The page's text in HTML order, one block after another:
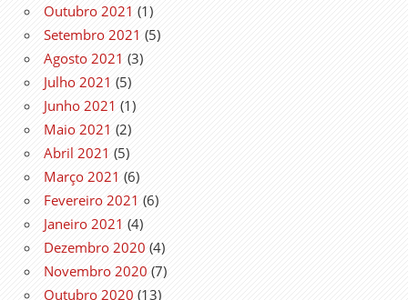
Outubro 2021 (1)
Setembro 2021 (5)
Agosto 2021 (3)
Julho 2021 (5)
Junho 2021 (1)
Maio 2021 (2)
Abril 2021 (5)
Março 2021 (6)
Fevereiro 2021 (6)
Janeiro 2021 (4)
Dezembro 2020 (4)
Novembro 2020 (7)
Outubro 2020 (13)